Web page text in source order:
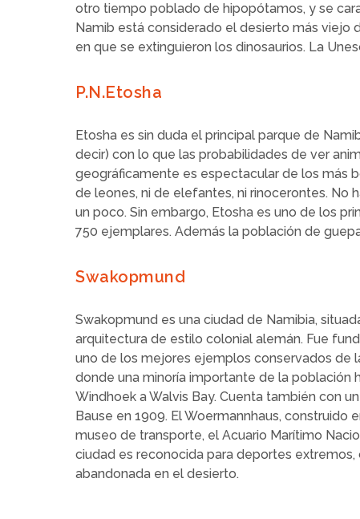
otro tiempo poblado de hipopótamos, y se
Namib está considerado el desierto más viejo
en que se extinguieron los dinosaurios. La
P.N.Etosha
Etosha es sin duda el principal parque de
decir) con lo que las probabilidades de ver
geográficamente es espectacular de los más
de leones, ni de elefantes, ni rinocerontes. No
un poco. Sin embargo, Etosha es uno de los
750 ejemplares. Además la población de
Swakopmund
Swakopmund es una ciudad de Namibia,
arquitectura de estilo colonial alemán. Fue
uno de los mejores ejemplos conservados de
donde una minoría importante de la población
Windhoek a Walvis Bay. Cuenta también con
Bause en 1909. El Woermannhaus, construido
museo de transporte, el Acuario Marítimo
ciudad es reconocida para deportes
abandonada en el desierto.